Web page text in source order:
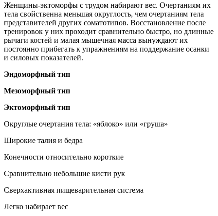
Женщины-эктоморфы с трудом набирают вес. Очертаниям их
тела свойственна меньшая округлость, чем очертаниям тела
представителей других соматотипов. Восстановление после
тренировок у них проходит сравнительно быстро, но длинные
рычаги костей и малая мышечная масса вынуждают их
постоянно прибегать к упражнениям на поддержание осанки
и силовых показателей.
Эндоморфный тип
Мезоморфный тип
Эктоморфный тип
Округлые очертания тела: «яблоко» или «груша»
Широкие талия и бедра
Конечности относительно короткие
Сравнительно небольшие кисти рук
Сверхактивная пищеварительная система
Легко набирает вес